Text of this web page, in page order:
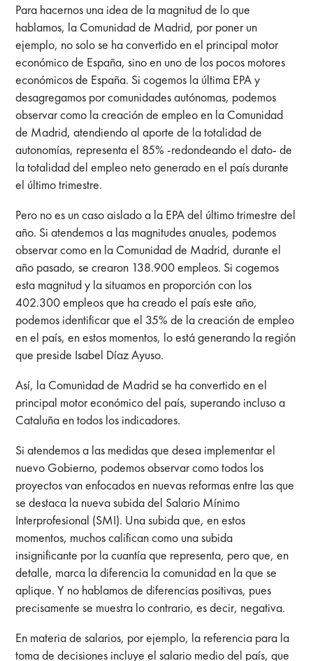
Para hacernos una idea de la magnitud de lo que
hablamos, la Comunidad de Madrid, por poner un
ejemplo, no solo se ha convertido en el principal motor
económico de España, sino en uno de los pocos motores
económicos de España. Si cogemos la última EPA y
desagregamos por comunidades autónomas, podemos
observar como la creación de empleo en la Comunidad
de Madrid, atendiendo al aporte de la totalidad de
autonomías, representa el 85% -redondeando el dato- de
la totalidad del empleo neto generado en el país durante
el último trimestre.
Pero no es un caso aislado a la EPA del último trimestre del
año. Si atendemos a las magnitudes anuales, podemos
observar como en la Comunidad de Madrid, durante el
año pasado, se crearon 138.900 empleos. Si cogemos
esta magnitud y la situamos en proporción con los
402.300 empleos que ha creado el país este año,
podemos identificar que el 35% de la creación de empleo
en el país, en estos momentos, lo está generando la región
que preside Isabel Díaz Ayuso.
Así, la Comunidad de Madrid se ha convertido en el
principal motor económico del país, superando incluso a
Cataluña en todos los indicadores.
Si atendemos a las medidas que desea implementar el
nuevo Gobierno, podemos observar como todos los
proyectos van enfocados en nuevas reformas entre las que
se destaca la nueva subida del Salario Mínimo
Interprofesional (SMI). Una subida que, en estos
momentos, muchos califican como una subida
insignificante por la cuantía que representa, pero que, en
detalle, marca la diferencia la comunidad en la que se
aplique. Y no hablamos de diferencias positivas, pues
precisamente se muestra lo contrario, es decir, negativa.
En materia de salarios, por ejemplo, la referencia para la
toma de decisiones incluye el salario medio del país, que